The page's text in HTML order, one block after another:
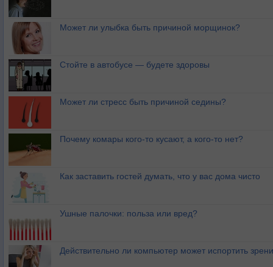
Может ли улыбка быть причиной морщинок?
Стойте в автобусе — будете здоровы
Может ли стресс быть причиной седины?
Почему комары кого-то кусают, а кого-то нет?
Как заставить гостей думать, что у вас дома чисто
Ушные палочки: польза или вред?
Действительно ли компьютер может испортить